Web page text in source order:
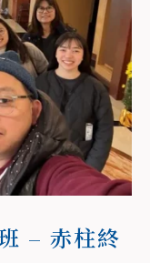
– 赤柱終